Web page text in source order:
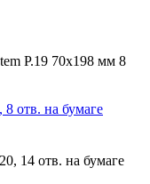
8 отв. на бумаге